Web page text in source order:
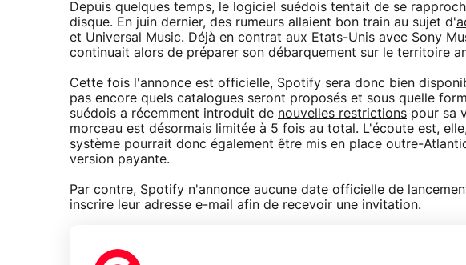
Depuis quelques temps, le logiciel suédois tentait de se
disque. En juin dernier, des rumeurs allaient bon train au sujet d'
et Universal Music. Déjà en contrat aux Etats-Unis avec Sony
continuait alors de préparer son débarquement sur le territoire
Cette fois l'annonce est officielle, Spotify sera donc bien
pas encore quels catalogues seront proposés et sous quelle
suédois a récemment introduit de nouvelles restrictions pour sa
morceau est désormais limitée à 5 fois au total. L'écoute est,
système pourrait donc également être mis en place outre-
version payante.
Par contre, Spotify n'annonce aucune date officielle de
inscrire leur adresse e-mail afin de recevoir une invitation.